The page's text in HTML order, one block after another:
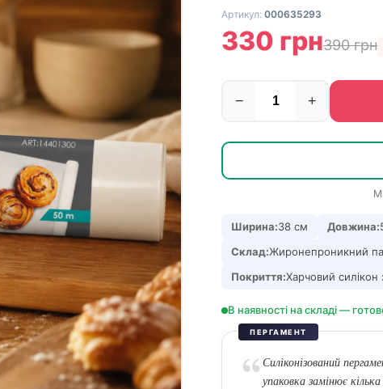
Артикул: 000635293
330 грн390 грн
− +
Ширина:38 см Довжина:
Склад:Жиронепроникний
Покриття:Харчовий силікон
В наявності на складі —
ПЕРГАМЕНТ
Силіконізований
упаковка замінює